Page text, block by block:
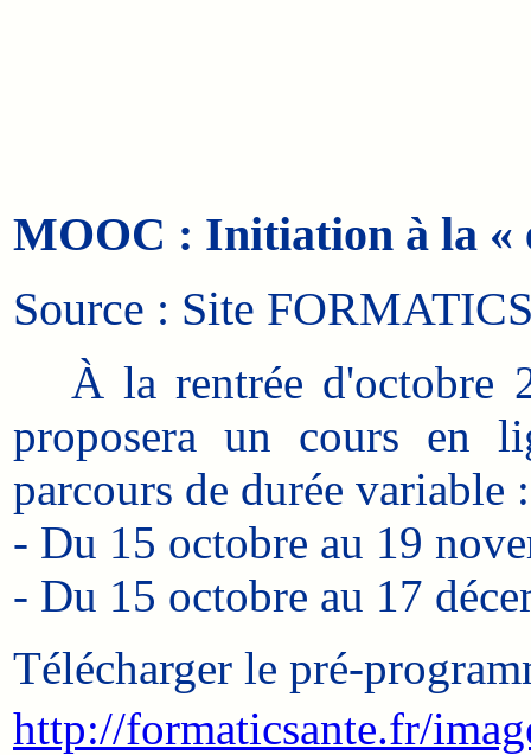
MOOC : Initiation à la «
Source : Site
À la rentrée d'octobre
proposera un cours en
parcours de durée variable :
- Du 15 octobre au 19
- Du 15 octobre au 17
Télécharger le pré-
http://formaticsante.fr/